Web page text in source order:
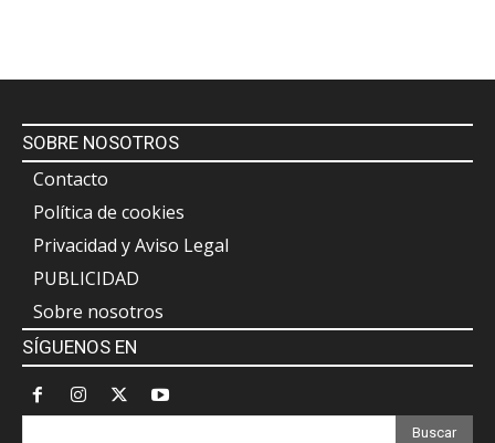
SOBRE NOSOTROS
Contacto
Política de cookies
Privacidad y Aviso Legal
PUBLICIDAD
Sobre nosotros
SÍGUENOS EN
Buscar